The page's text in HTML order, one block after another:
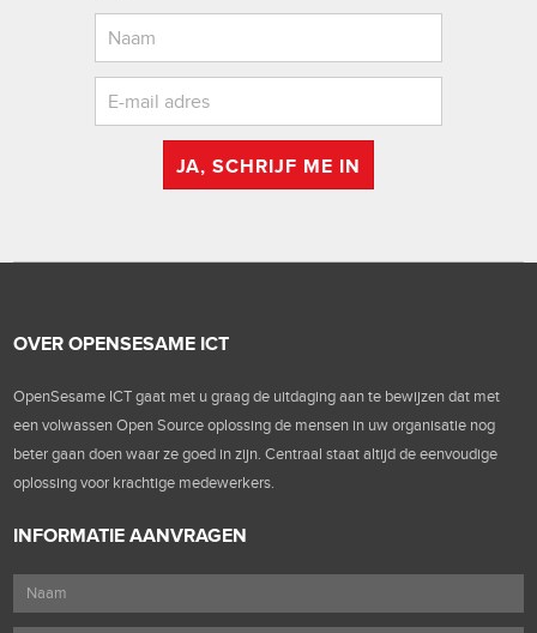
JA, SCHRIJF ME IN
OVER OPENSESAME ICT
OpenSesame ICT gaat met u graag de uitdaging aan te bewijzen dat met
een volwassen Open Source oplossing de mensen in uw organisatie nog
beter gaan doen waar ze goed in zijn. Centraal staat altijd de eenvoudige
oplossing voor krachtige medewerkers.
INFORMATIE AANVRAGEN